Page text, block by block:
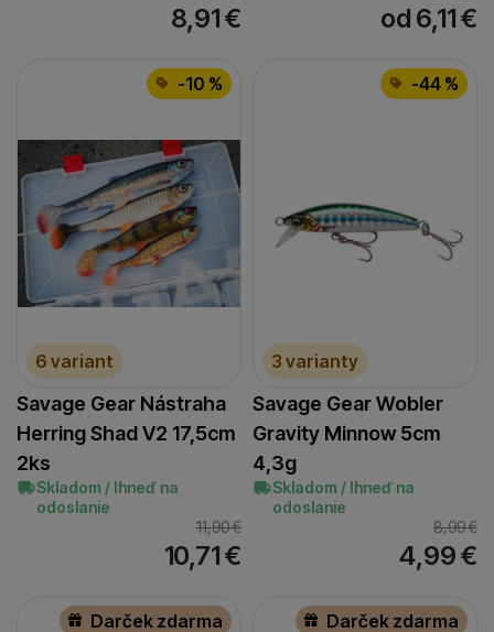
8,91€ od 6,11€
-10 %
6 variant
Savage Gear Nástraha
Herring Shad V2 17,5cm
2ks
Skladom / Ihneď na
odoslanie
11,90€
10,71€
-44 %
3 varianty
Savage Gear Wobler
Gravity Minnow 5cm
4,3g
Skladom / Ihneď na
odoslanie
8,99€
4,99€
Darček zdarma
Darček zdarma